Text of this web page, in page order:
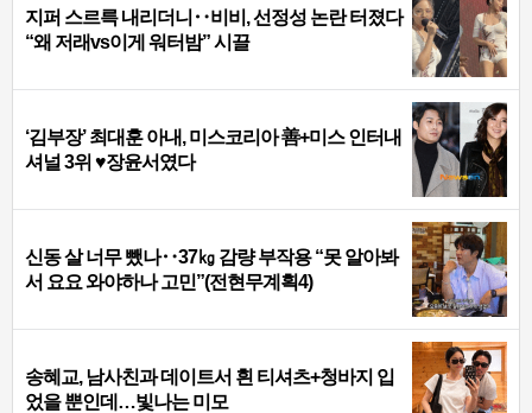
지퍼 스르륵 내리더니‥비비, 선정성 논란 터졌다
“왜 저래vs이게 워터밤” 시끌
‘김부장’ 최대훈 아내, 미스코리아 善+미스 인터내
셔널 3위 ♥장윤서였다
신동 살 너무 뺐나‥37㎏ 감량 부작용 “못 알아봐
서 요요 와야하나 고민”(전현무계획4)
송혜교, 남사친과 데이트서 흰 티셔츠+청바지 입
었을 뿐인데…빛나는 미모